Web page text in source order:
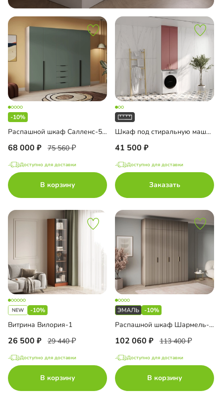
-10%
Распашной шкаф Салленс-5 Премиум
68 000 75 560
Доступно для доставки
В корзину
Шкаф под стиральную машину Ментон-1
41 500
Доступно для доставки
Заказать
-10%
Витрина Вилория-1
26 500 29 440
Доступно для доставки
В корзину
-10%
Распашной шкаф Шармель-4.1 Лайф Эмаль с антресолью
102 060 113 400
Доступно для доставки
В корзину